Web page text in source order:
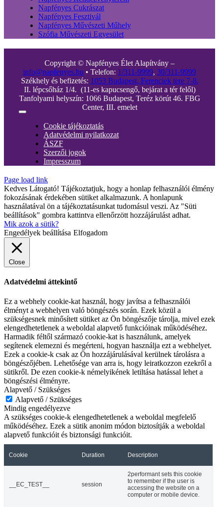
Napfényes Cukrászat
Napfényes Fesztivál
Napfényes Művészeti Műhely
Szófia Művészeti Egyesület
Copyright © Napfényes Élet Alapítvány –
info@napfenyes.hu • Telefon: 1/311-9999, 30/311-9999
Székhely és befizetés: 1053 Budapest, Ferenciek tere 7-8.
II. lépcsőház 1/4. (11-es kapucsengő, bejárat a tér felől)
Tanfolyami helyszín: 1066 Budapest, Teréz körút 46. FBG
Center, III. emelet
Toggle
NavigationCookie tájékoztatás
Adatvédelmi nyilatkozat
ÁSZF
Szerzői jogok
Impresszum
Page load link
Kedves Látogató! Tájékoztatjuk, hogy a honlap felhasználói élmény
fokozásának érdekében sütiket alkalmazunk. A honlapunk
használatával ön a tájékoztatásunkat tudomásul veszi. Az "Süti
beállítások" gombra kattintva ellenőrzött hozzájárulást adhat.
Mik azok a sütik?
Engedélyek beállítása Elfogadom
Close
Adatvédelmi áttekintő
Ez a webhely cookie-kat használ, hogy javítsa a felhasználói
élményt a webhelyen való böngészés során. Ezek közül a
szükségesnek minősített sütiket az Ön böngészője tárolja, mivel ezek
elengedhetetlenek a weboldal alapvető funkcióinak működéséhez.
Harmadik féltől származó cookie-kat is használunk, amelyek
segítenek elemezni és megérteni, hogyan használja ezt a webhelyet.
Ezek a cookie-k csak az Ön hozzájárulásával kerülnek tárolásra a
böngészőjében. Lehetősége van arra is, hogy leiratkozzon ezekről a
sütikről. De ezen cookie-k némelyikének letiltása hatással lehet a
böngészési élményre.
Alapvető / Szükséges
Alapvető / Szükséges
Mindig engedélyezve
A szükséges cookie-k elengedhetetlenek a weboldal megfelelő
működéséhez. Ezek a sütik anonim módon biztosítják a weboldal
alapvető funkcióit és biztonsági funkcióit.
Cookie Duration Description
__EC_TEST__ session
2performant sets this cookie
to remember if the user is
accessing the website on a
computer or mobile device.